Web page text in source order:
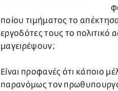
ποίου τιμήματος το
εργοδότες τους το πολιτικό
μαγειρέψουν;
Είναι προφανές ότι κάποιο
παρανόμως τον